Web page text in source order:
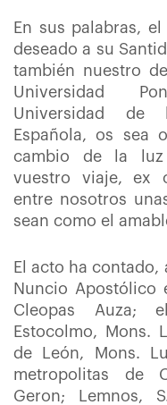
En sus palabras,
deseado a su
también nuestro
Universidad
Universidad de
Española, os sea
cambio de la
vuestro viaje, ex
entre nosotros
sean como el
El acto ha contado,
Nuncio Apostólico
Cleopas Auza;
Estocolmo, Mons.
de León, Mons.
metropolitas de
Geron; Lemnos,